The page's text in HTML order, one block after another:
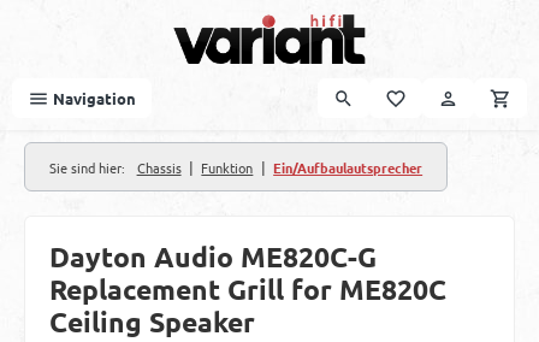
Navigation
Sie sind hier: Chassis | Funktion | Ein/Aufbaulautsprecher
Dayton Audio ME820C-G
Replacement Grill for ME820C
Ceiling Speaker